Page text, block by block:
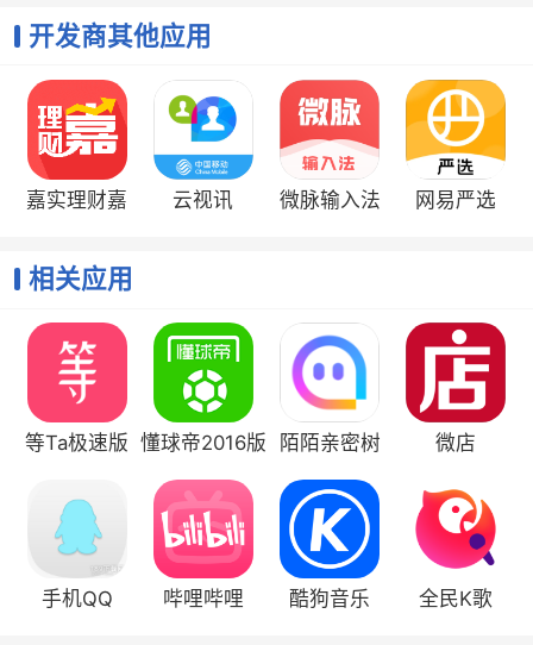
息，即可发送DING消息，还可以自己选择发送语音消息
开发商其他应用
嘉实理财嘉 云视讯 微脉输入法 网易严选
相关应用
等Ta极速版 懂球帝2016版 陌陌亲密树 微店
手机QQ 哔哩哔哩 酷狗音乐 全民K歌